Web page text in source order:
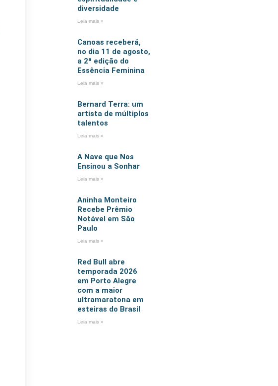
diversidade
Leia mais »
Canoas receberá,
no dia 11 de agosto,
a 2ª edição do
Essência Feminina
Leia mais »
Bernard Terra: um
artista de múltiplos
talentos
Leia mais »
A Nave que Nos
Ensinou a Sonhar
Leia mais »
Aninha Monteiro
Recebe Prêmio
Notável em São
Paulo
Leia mais »
Red Bull abre
temporada 2026
em Porto Alegre
com a maior
ultramaratona em
esteiras do Brasil
Leia mais »